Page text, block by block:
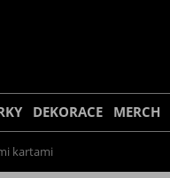
DEKORACE MERCH
kartami